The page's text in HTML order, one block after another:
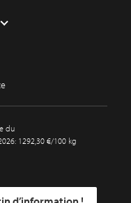
du
1292,30 €/100 kg